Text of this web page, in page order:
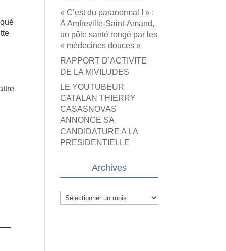
« C’est du paranormal ! » :
À Amfreville-Saint-Amand,
un pôle santé rongé par les
« médecines douces »
RAPPORT D’ACTIVITE
DE LA MIVILUDES
LE YOUTUBEUR
CATALAN THIERRY
CASASNOVAS
ANNONCE SA
CANDIDATURE A LA
PRESIDENTIELLE
Archives
Archives